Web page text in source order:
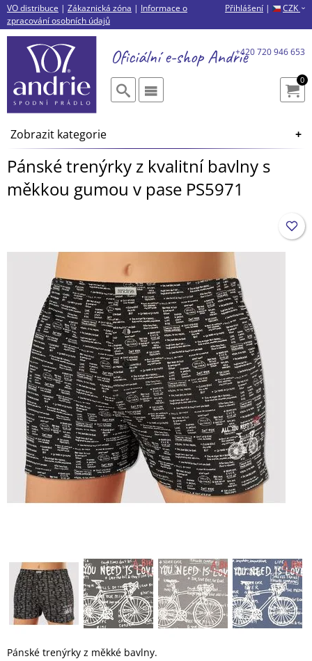
Přihlášení | CZK ›
VO distribuce | Zákaznická zóna | Informace o
zpracování osobních údajů
Oficiální e-shopAndrie
0
+420 720 946 653
Zobrazit kategorie
Pánské trenýrky z kvalitní bavlny s
měkkou gumou v pase PS5971
Pánské trenýrky z měkké bavlny.